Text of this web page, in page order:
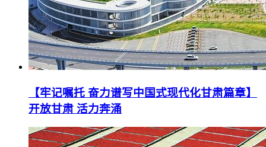
【牢记嘱托 奋力谱写中国式现代化甘肃篇章】
开放甘肃 活力奔涌